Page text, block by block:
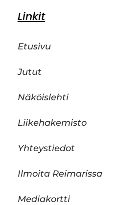
Linkit
Etusivu
Jutut
Näköislehti
Liikehakemisto
Yhteystiedot
Ilmoita Reimarissa
Mediakortti